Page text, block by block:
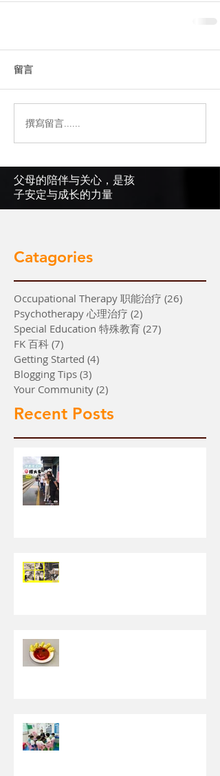
留言
撰寫留言......
父母的陪伴与关心，是孩
子安定与成长的力量
Catagories
Occupational Therapy 职能治疗 (26)
Psychotherapy 心理治疗 (2)
Special Education 特殊教育 (27)
FK 百科 (7)
Getting Started (4)
Blogging Tips (3)
Your Community (2)
Recent Posts